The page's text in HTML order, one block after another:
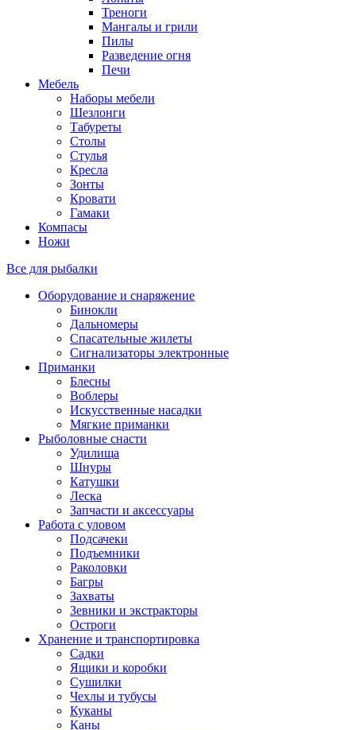
Треноги
Мангалы и грили
Пилы
Разведение огня
Печи
Мебель
Наборы мебели
Шезлонги
Табуреты
Столы
Стулья
Кресла
Зонты
Кровати
Гамаки
Компасы
Ножи
Все для рыбалки
Оборудование и снаряжение
Бинокли
Дальномеры
Спасательные жилеты
Сигнализаторы электронные
Приманки
Блесны
Воблеры
Искусственные насадки
Мягкие приманки
Рыболовные снасти
Удилища
Шнуры
Катушки
Леска
Запчасти и аксессуары
Работа с уловом
Подсачеки
Подъемники
Раколовки
Багры
Захваты
Зевники и экстракторы
Остроги
Хранение и транспортировка
Садки
Ящики и коробки
Сушилки
Чехлы и тубусы
Куканы
Каны